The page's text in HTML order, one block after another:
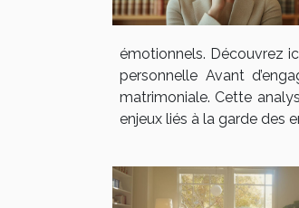
émotionnels. Découvrez
personnelle Avant
matrimoniale. Cette
enjeux liés à la garde des